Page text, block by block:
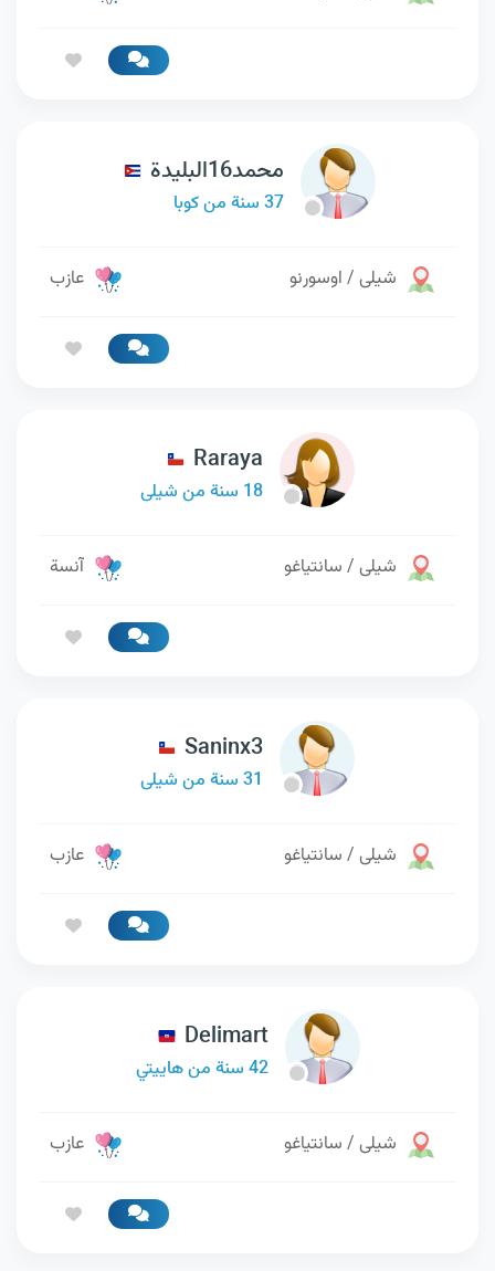
محمد16البليدة
37 سنة من كوبا
شيلى / اوسورنو عازب
Raraya
18 سنة من شيلى
شيلى / سانتياغو آنسة
Saninx3
31 سنة من شيلى
شيلى / سانتياغو عازب
Delimart
42 سنة من هاييتي
شيلى / سانتياغو عازب